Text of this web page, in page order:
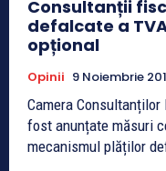
Consultanții
defalcate a
opțional
Opinii 9 Noiembrie
Camera
fost anunțate măsuri
mecanismul plăților